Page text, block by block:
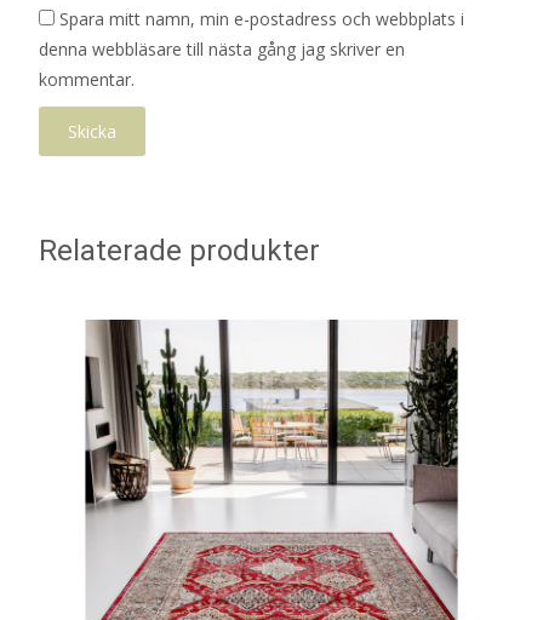
Spara mitt namn, min e-postadress och webbplats i
denna webbläsare till nästa gång jag skriver en
kommentar.
Relaterade produkter